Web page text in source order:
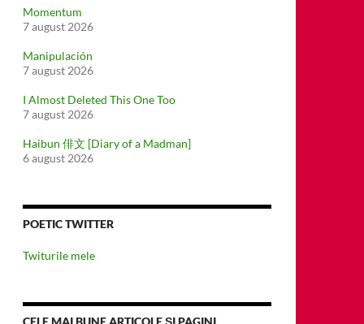
Momentum
7 august 2026
Manipulación
7 august 2026
I Almost Deleted This One Too
7 august 2026
Haibun 俳文 [Diary of a Madman]
6 august 2026
POETIC TWITTER
Twiturile mele
CELE MAI BUNE ARTICOLE ȘI PAGINI